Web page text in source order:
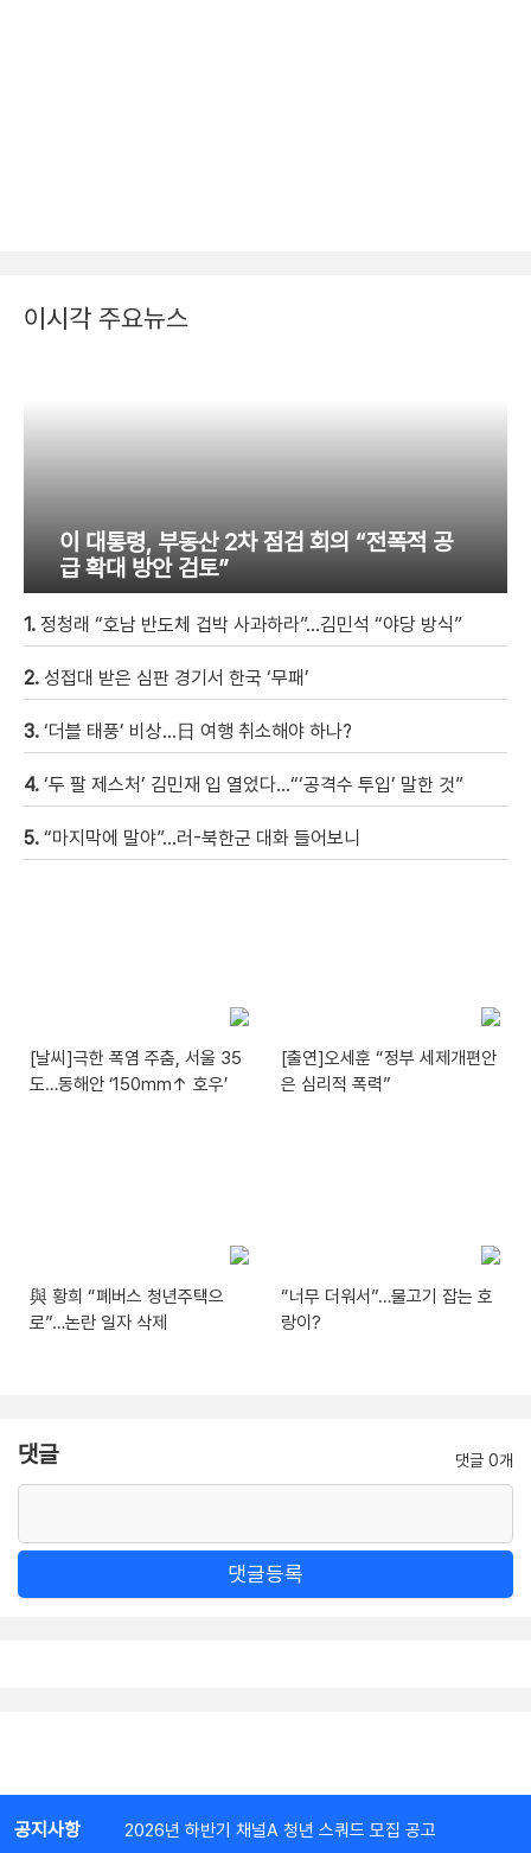
이시각 주요뉴스
이 대통령, 부동산 2차 점검 회의 “전폭적 공
급 확대 방안 검토”
1. 정청래 “호남 반도체 겁박 사과하라”…김민석 “야당 방식”
2. 성접대 받은 심판 경기서 한국 ‘무패’
3. ‘더블 태풍’ 비상…日 여행 취소해야 하나?
4. ‘두 팔 제스처’ 김민재 입 열었다…“‘공격수 투입’ 말한 것”
5. “마지막에 말야”…러-북한군 대화 들어보니
[날씨]극한 폭염 주춤, 서울 35
도…동해안 ‘150mm↑ 호우’
[출연]오세훈 “정부 세제개편안
은 심리적 폭력”
與 황희 “폐버스 청년주택으
로”…논란 일자 삭제
“너무 더워서”…물고기 잡는 호
랑이?
댓글 댓글 0개
댓글등록
공지사항 2026년 하반기 채널A 청년 스쿼드 모집 공고